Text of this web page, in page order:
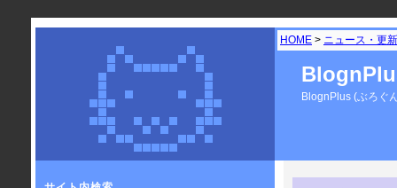
HOME > ニュース・更
BlognPlus (ぶろぐ